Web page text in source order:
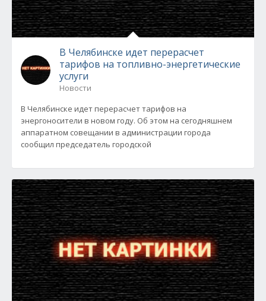
В Челябинске идет перерасчет
тарифов на топливно-энергетические
услуги
Новости
В Челябинске идет перерасчет тарифов на
энергоносители в новом году. Об этом на сегодняшнем
аппаратном совещании в администрации города
сообщил председатель городской